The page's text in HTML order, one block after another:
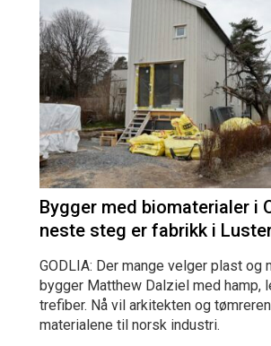
Bygger med biomaterialer i
neste steg er fabrikk i
GODLIA: Der mange velger plast og
bygger Matthew Dalziel med hamp,
trefiber. Nå vil arkitekten og
materialene til norsk industri.